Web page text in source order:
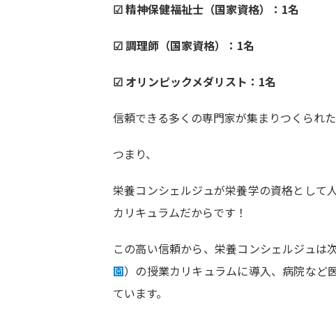
☑ 精神保健福祉士（国家資格）：1名
☑ 調理師（国家資格）：1名
☑ オリンピックメダリスト：1名
信頼できる多くの専門家が集まりつくられ
つまり、
栄養コンシェルジュが栄養学の資格として
カリキュラムだからです！
この高い信頼から、栄養コンシェルジュ
園）の授業カリキュラムに導入、病院など
ています。